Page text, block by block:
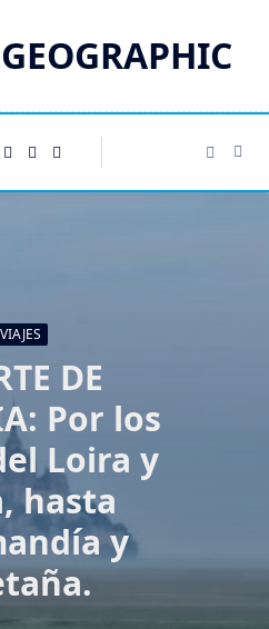
VIAJES
DE
Por los
Loira y
hasta
y